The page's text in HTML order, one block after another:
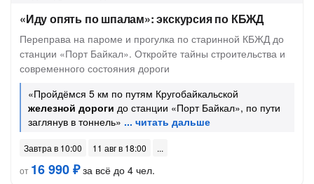
«Иду опять по шпалам»: экскурсия по КБЖД
Переправа на пароме и прогулка по старинной КБЖД до
станции «Порт Байкал». Откройте тайны строительства и
современного состояния дороги
«Пройдёмся 5 км по путям Кругобайкальской
железной дороги до станции «Порт Байкал», по пути
заглянув в тоннель»
Завтра в 10:00
11 авг в 18:00
от 16 990 ₽за всё до 4 чел.